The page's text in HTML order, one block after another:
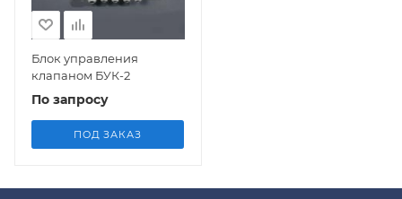
Блок управления
клапаном БУК-2
По запросу
ПОД ЗАКАЗ